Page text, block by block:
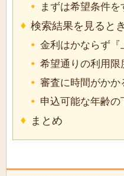
まずは希望条件を
検索結果を見ると
金利はかならず『
希望通りの利用限
審査に時間がかか
申込可能な年齢の
まとめ